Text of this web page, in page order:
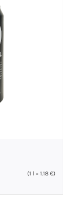
(1 l =1.18€)